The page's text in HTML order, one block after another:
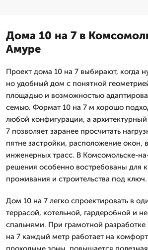
Дома 10 на 7 в
Амуре
Проект дома 10 на 7 выбирают, когда
но удобный дом с понятной
площадью и возможностью
семью. Формат 10 на 7 м хорошо
любой конфигурации, а
7 позволяет заранее просчитать
пятне застройки, расположение окон,
инженерных трасс. В Комсомольске-
решения особенно востребованы для
проживания и строительства под ключ.
Дом 10 на 7 легко спроектировать в
террасой, котельной, гардеробной и
спальнями. При грамотной
на 7 каждый метр работает на